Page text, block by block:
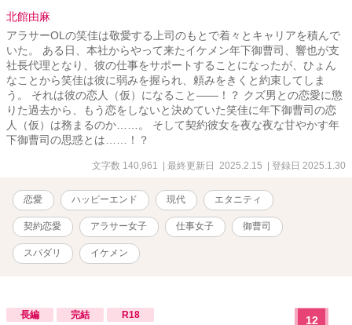
北館由麻
アラサーOLの笑佳は敬愛する上司のもとで着々とキャリアを積んで
いた。 ある日、本社からやって来たイケメン年下御曹司、響也が支
社長代理となり、彼の仕事をサポートすることになったが、ひょん
なことから笑佳は彼に弱みを握られ、頼みをきくと約束してしま
う。 それは彼の恋人（仮）になること――！？ クズ男との恋愛に懲
りた過去から、もう恋をしないと決めていた笑佳に年下御曹司の恋
人（仮）は務まるのか……。 そして契約彼女を夜な夜な甘やかす年
下御曹司の思惑とは……！？
文字数 140,961 | 最終更新日 2025.2.15 | 登録日 2025.1.30
恋愛 ハッピーエンド 現代 エタニティ
契約恋愛 アラサー女子 仕事女子 御曹司
スパダリ イケメン
長編 完結 R18 12